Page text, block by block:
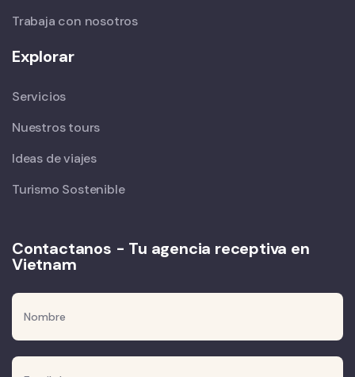
Trabaja con nosotros
Explorar
Servicios
Nuestros tours
Ideas de viajes
Turismo Sostenible
Contactanos - Tu agencia receptiva en
Vietnam